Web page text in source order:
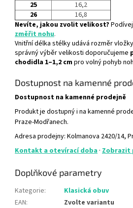
25
16,2
26
16,8
Nevíte, jakou zvolit velikost?
změřit nohu.
Vnitřní délka stélky udává rozměr
správný výběr velikosti doporučujeme
chodidla 1–1,2 cmpro volný pohyb
Dostupnost na kamenné
Dostupnost na kamenné prodejně
Produkt je dostupný i na kamenné
Praze-Modřanech.
Adresa prodejny: Kolmanova 2420/14,
Kontakt a otevírací doba · Zobrazit
Doplňkové parametry
Kategorie:
Klasická obuv
EAN:
Zvolte variantu